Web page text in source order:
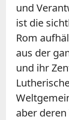
und
ist die
Rom
aus der
und ihr
aber